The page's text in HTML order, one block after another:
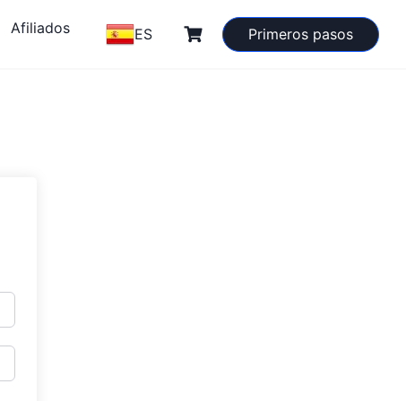
Afiliados ES Primeros pasos